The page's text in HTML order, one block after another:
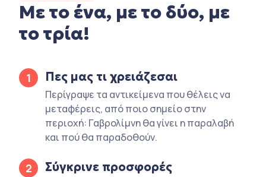
Με το ένα, με το δύο, με
το τρία!
1 Πες μας τι χρειάζεσαι
Περίγραψε τα αντικείμενα που θέλεις να
μεταφέρεις, από ποιο σημείο στην
περιοχή: Γαβρολίμνη θα γίνει η παραλαβή
και πού θα παραδοθούν.
2 Σύγκρινε προσφορές